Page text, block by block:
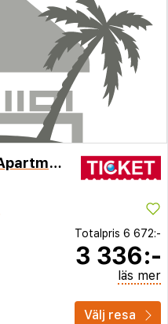
Green Bungalows Hotel Apartments
Totalpris 6 672:-
3 336:-
läs mer
Välj resa